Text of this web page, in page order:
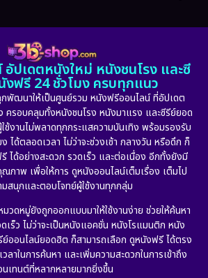
ปเดตหนังใหม่ หนังชนโรง และซี
ฟรี 24 ชั่วโมง ครบทุกแนว
พัฒนาให้เป็นศูนย์รวม หนังฟรีออนไลน์ ที่อัปเดต
ครอบคลุมทั้งหนังชนโรง หนังมาแรง และซีรีย์ยอด
ช้งานไม่พลาดทุกกระแสความบันเทิง พร้อมรองรับ
ได้ตลอดเวลา ไม่ว่าจะช่วงเช้า กลางวัน หรือดึก ก็
ได้อย่างสะดวก รวดเร็ว และต่อเนื่อง อีกทั้งยังมี
ภาพ เพื่อให้การ ดูหนังออนไลน์เต็มเรื่อง เต็มไป
สนุกและตอบโจทย์ผู้ใช้งานทุกกลุ่ม
วดหมู่ยังถูกออกแบบมาให้ใช้งานง่าย ช่วยให้ค้นหา
เร็ว ไม่ว่าจะเป็นหนังแอคชั่น หนังโรแมนติก หนัง
ออนไลน์ยอดฮิต ก็สามารถเลือก ดูหนังฟรี ได้ตรง
ลาในการค้นหา และเพิ่มความสะดวกในการเข้าถึง
เทนต์ที่หลากหลายมากยิ่งขึ้น